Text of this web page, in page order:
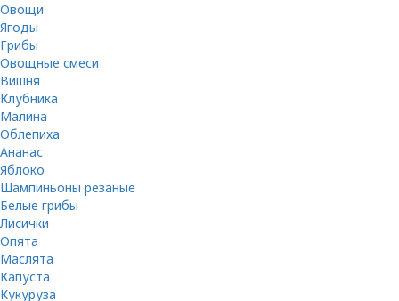
Овощи
Ягоды
Грибы
Овощные смеси
Вишня
Клубника
Малина
Облепиха
Ананас
Яблоко
Шампиньоны резаные
Белые грибы
Лисички
Опята
Маслята
Капуста
Кукуруза